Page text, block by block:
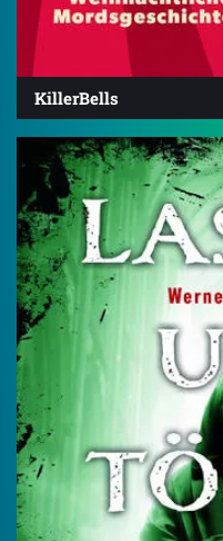
KillerBells